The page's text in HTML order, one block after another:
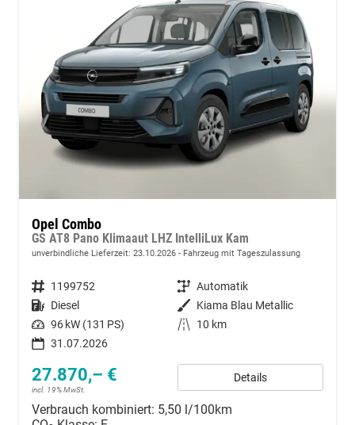
Opel Combo
GS AT8 Pano Klimaaut LHZ IntelliLux Kam
unverbindliche Lieferzeit: 23.10.2026 Fahrzeug mit Tageszulassung
Fahrzeugnummer 1199752 Getriebe Automatik
Kraftstoff Diesel Außenfarbe Kiama Blau Metallic
Leistung 96 kW (131 PS) Kilometerstand
10 km
31.07.2026
27.870,– €
incl. 19% MwSt.
Details
Verbrauch kombiniert: 5,50 l/100km